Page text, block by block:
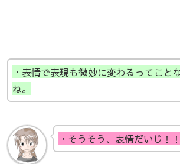
・表情で表現も微妙に変わるってこと
ね。
・そうそう、表情だいじ！！